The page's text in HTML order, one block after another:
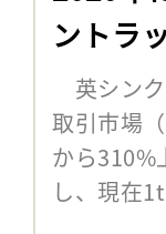
ントラ
英シン
取引市場
から310%
し、現在